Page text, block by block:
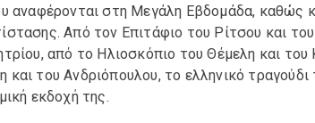
αναφέρονται στη Μεγάλη Εβδομάδα, καθώς
Από τον Επιτάφιο του Ρίτσου και
από το Ηλιοσκόπιο του Θέμελη και του
του Ανδριόπουλου, το ελληνικό
εκδοχή της.